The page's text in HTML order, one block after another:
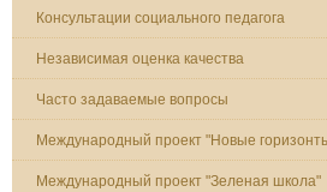
Консультации социального педагога
Независимая оценка качества
Часто задаваемые вопросы
Международный проект "Новые
Международный проект "Зеленая школа"